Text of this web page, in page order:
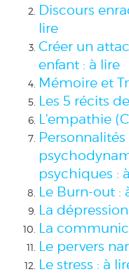
Discours
lire
Créer un
enfant : à lire
Mémoire et
Les 5 récits
L'empathie
psychiques :
Le Burn-out :
La
La
Le pervers
Le stress : à